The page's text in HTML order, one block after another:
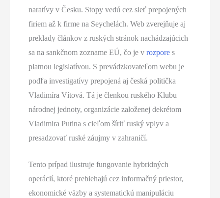
naratívy v Česku. Stopy vedú cez sieť prepojených
firiem až k firme na Seychelách. Web zverejňuje aj
preklady článkov z ruských stránok nachádzajúcich
sa na sankčnom zozname EÚ, čo je vrozpore s
platnou legislatívou. S prevádzkovateľom webu je
podľa investigatívy prepojená aj česká politička
Vladimíra Vítová. Tá je členkou ruského Klubu
národnej jednoty, organizácie založenej dekrétom
Vladimira Putina s cieľom šíriť ruský vplyv a
presadzovať ruské záujmy v zahraničí.
Tento prípad ilustruje fungovanie hybridných
operácií, ktoré prebiehajú cez informačný priestor,
ekonomické väzby a systematickú manipuláciu